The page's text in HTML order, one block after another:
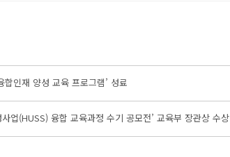
인재 양성 교육 프로그램’ 성료
업(HUSS) 융합 교육과정 수기 공모전’ 교육부 장관상 수상